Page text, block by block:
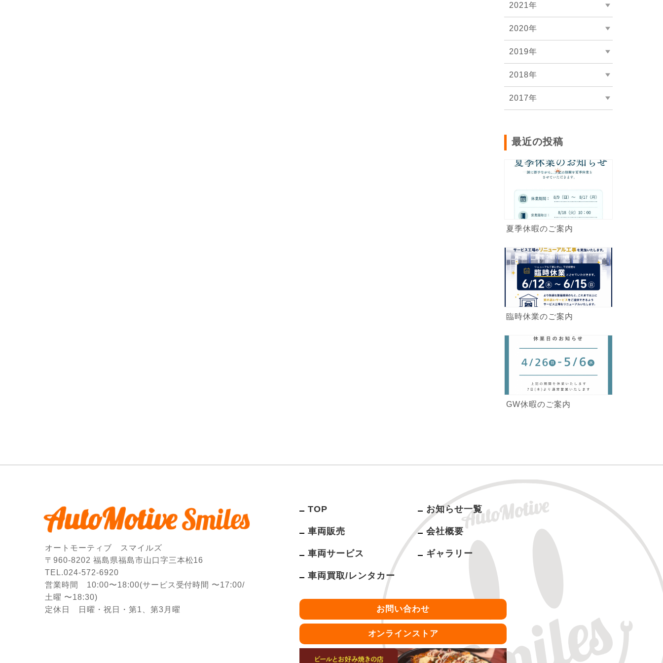
2021年
2020年
2019年
2018年
2017年
最近の投稿
夏季休暇のご案内
臨時休業のご案内
GW休暇のご案内
オートモーティブ スマイルズ
〒960-8202 福島県福島市山口字三本松16
TEL.024-572-6920
営業時間 10:00〜18:00(サービス受付時間 〜17:00/
土曜 〜18:30)
定休日 日曜・祝日・第1、第3月曜
TOP お知らせ一覧
車両販売 会社概要
車両サービス ギャラリー
車両買取/レンタカー
お問い合わせ
オンラインストア